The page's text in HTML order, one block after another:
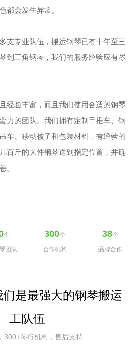
都会发生异常。
支专业队伍，搬运钢琴已有十年至三
到三角钢琴，我们的服务经验应有尽
经验丰富，而且我们使用合适的钢琴
力的团队。我们拥有定制手推车、钢
车、移动被子和包装材料，有经验的
百斤的大件钢琴送到指定位置，并确
。
个
团队
300个
合作机构
38个
品牌合作
是最强大的钢琴搬运
工队伍
300+琴行机构，售后支持